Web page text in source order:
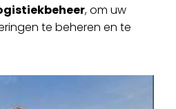
, om uw
te beheren en te